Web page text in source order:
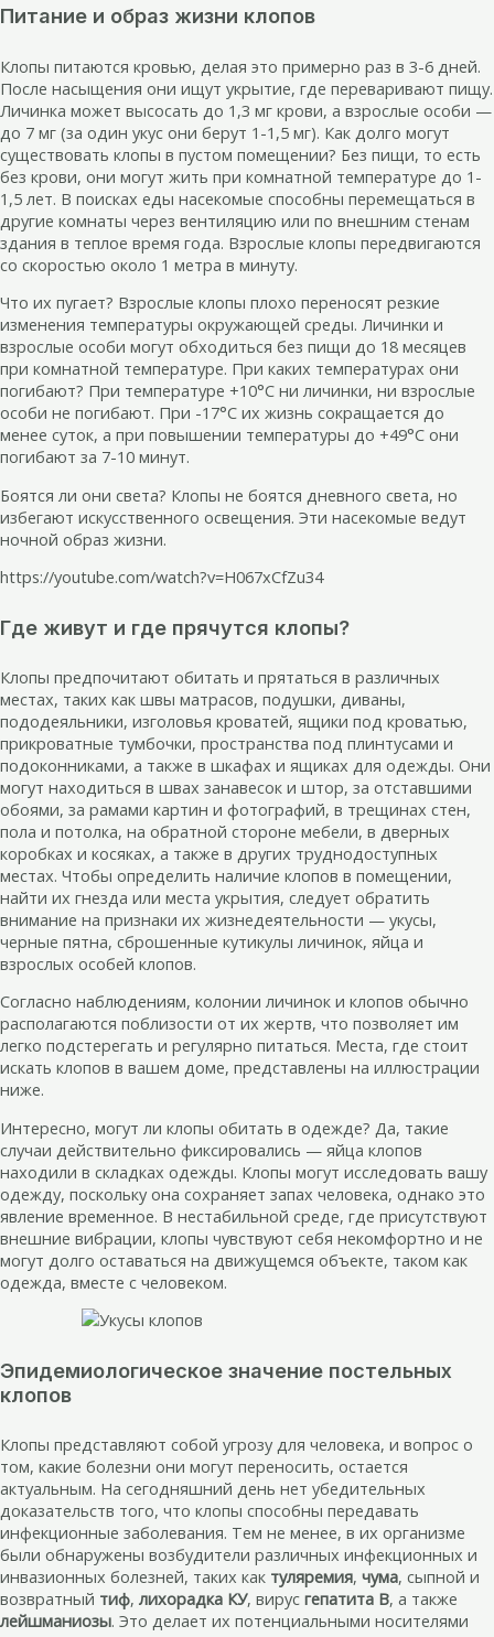
Питание и образ жизни клопов
Клопы питаются кровью, делая это примерно раз в 3-6 дней.
После насыщения они ищут укрытие, где переваривают пищу.
Личинка может высосать до 1,3 мг крови, а взрослые особи —
до 7 мг (за один укус они берут 1-1,5 мг). Как долго могут
существовать клопы в пустом помещении? Без пищи, то есть
без крови, они могут жить при комнатной температуре до 1-
1,5 лет. В поисках еды насекомые способны перемещаться в
другие комнаты через вентиляцию или по внешним стенам
здания в теплое время года. Взрослые клопы передвигаются
со скоростью около 1 метра в минуту.
Что их пугает? Взрослые клопы плохо переносят резкие
изменения температуры окружающей среды. Личинки и
взрослые особи могут обходиться без пищи до 18 месяцев
при комнатной температуре. При каких температурах они
погибают? При температуре +10°С ни личинки, ни взрослые
особи не погибают. При -17°С их жизнь сокращается до
менее суток, а при повышении температуры до +49°С они
погибают за 7-10 минут.
Боятся ли они света? Клопы не боятся дневного света, но
избегают искусственного освещения. Эти насекомые ведут
ночной образ жизни.
https://youtube.com/watch?v=H067xCfZu34
Где живут и где прячутся клопы?
Клопы предпочитают обитать и прятаться в различных
местах, таких как швы матрасов, подушки, диваны,
пододеяльники, изголовья кроватей, ящики под кроватью,
прикроватные тумбочки, пространства под плинтусами и
подоконниками, а также в шкафах и ящиках для одежды. Они
могут находиться в швах занавесок и штор, за отставшими
обоями, за рамами картин и фотографий, в трещинах стен,
пола и потолка, на обратной стороне мебели, в дверных
коробках и косяках, а также в других труднодоступных
местах. Чтобы определить наличие клопов в помещении,
найти их гнезда или места укрытия, следует обратить
внимание на признаки их жизнедеятельности — укусы,
черные пятна, сброшенные кутикулы личинок, яйца и
взрослых особей клопов.
Согласно наблюдениям, колонии личинок и клопов обычно
располагаются поблизости от их жертв, что позволяет им
легко подстерегать и регулярно питаться. Места, где стоит
искать клопов в вашем доме, представлены на иллюстрации
ниже.
Интересно, могут ли клопы обитать в одежде? Да, такие
случаи действительно фиксировались — яйца клопов
находили в складках одежды. Клопы могут исследовать вашу
одежду, поскольку она сохраняет запах человека, однако это
явление временное. В нестабильной среде, где присутствуют
внешние вибрации, клопы чувствуют себя некомфортно и не
могут долго оставаться на движущемся объекте, таком как
одежда, вместе с человеком.
Эпидемиологическое значение постельных
клопов
Клопы представляют собой угрозу для человека, и вопрос о
том, какие болезни они могут переносить, остается
актуальным. На сегодняшний день нет убедительных
доказательств того, что клопы способны передавать
инфекционные заболевания. Тем не менее, в их организме
были обнаружены возбудители различных инфекционных и
инвазионных болезней, таких как туляремия, чума, сыпной и
возвратный тиф, лихорадка КУ, вирус гепатита В, а также
лейшманиозы. Это делает их потенциальными носителями